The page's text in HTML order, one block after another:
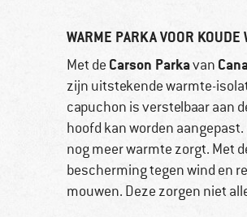
WARME PARKA VOOR KOUDE
Met de Carson Parkavan
zijn uitstekende warmte-
capuchon is verstelbaar aan
hoofd kan worden
nog meer warmte zorgt. Met
bescherming tegen wind en
mouwen. Deze zorgen niet